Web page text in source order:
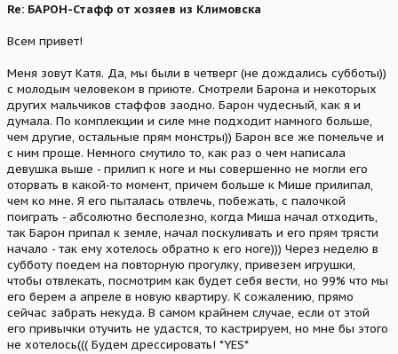
Re: БАРОН-Стафф от хозяев из Климовска
Всем привет!
Меня зовут Катя. Да, мы были в четверг (не дождались субботы))
с молодым человеком в приюте. Смотрели Барона и некоторых
других мальчиков стаффов заодно. Барон чудесный, как я и
думала. По комплекции и силе мне подходит намного больше,
чем другие, остальные прям монстры)) Барон все же помельче и
с ним проще. Немного смутило то, как раз о чем написала
девушка выше - прилип к ноге и мы совершенно не могли его
оторвать в какой-то момент, причем больше к Мише прилипал,
чем ко мне. Я его пыталась отвлечь, побежать, с палочкой
поиграть - абсолютно бесполезно, когда Миша начал отходить,
так Барон припал к земле, начал поскуливать и его прям трясти
начало - так ему хотелось обратно к его ноге))) Через неделю в
субботу поедем на повторную прогулку, привезем игрушки,
чтобы отвлекать, посмотрим как будет себя вести, но 99% что мы
его берем а апреле в новую квартиру. К сожалению, прямо
сейчас забрать некуда. В самом крайнем случае, если от этой
его привычки отучить не удастся, то кастрируем, но мне бы этого
не хотелось((( Будем дрессировать! *YES*